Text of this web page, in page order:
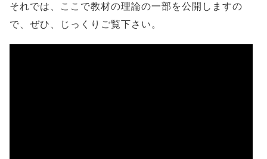
それでは、ここで教材の理論の一部を公開しますの
で、ぜひ、じっくりご覧下さい。